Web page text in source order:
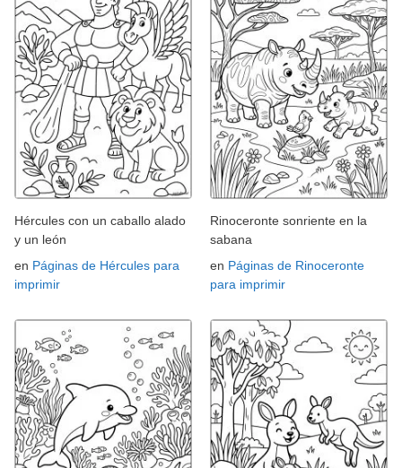
Hércules con un caballo alado
y un león
en Páginas de Hércules para
imprimir
Rinoceronte sonriente en la
sabana
en Páginas de Rinoceronte
para imprimir